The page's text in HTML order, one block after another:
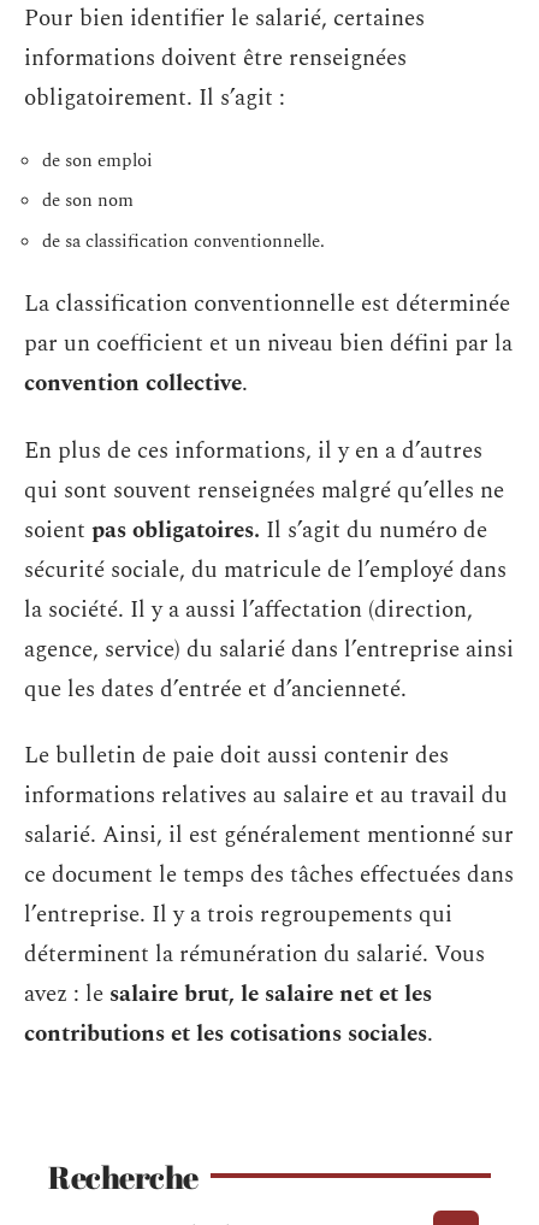
Pour bien identifier le salarié, certaines
informations doivent être renseignées
obligatoirement. Il s’agit :
de son emploi
de son nom
de sa classification conventionnelle.
La classification conventionnelle est déterminée
par un coefficient et un niveau bien défini par la
convention collective.
En plus de ces informations, il y en a d’autres
qui sont souvent renseignées malgré qu’elles ne
soient pas obligatoires. Il s’agit du numéro de
sécurité sociale, du matricule de l’employé dans
la société. Il y a aussi l’affectation (direction,
agence, service) du salarié dans l’entreprise ainsi
que les dates d’entrée et d’ancienneté.
Le bulletin de paie doit aussi contenir des
informations relatives au salaire et au travail du
salarié. Ainsi, il est généralement mentionné sur
ce document le temps des tâches effectuées dans
l’entreprise. Il y a trois regroupements qui
déterminent la rémunération du salarié. Vous
avez : le salaire brut, le salaire net et les
contributions et les cotisations sociales.
Recherche